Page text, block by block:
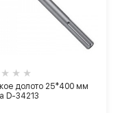
долото 25*400 мм
D-34213